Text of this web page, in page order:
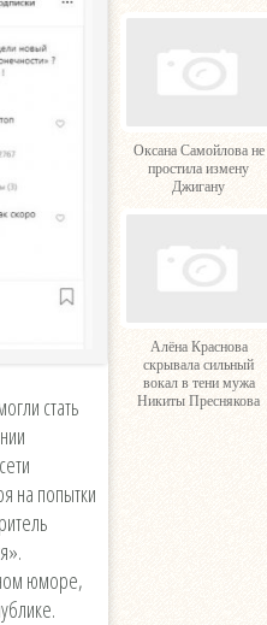
стать
на попытки
юморе,
Оксана Самойлова не
простила измену
Джигану
Алёна Краснова
скрывала сильный
вокал в тени мужа
Никиты Преснякова